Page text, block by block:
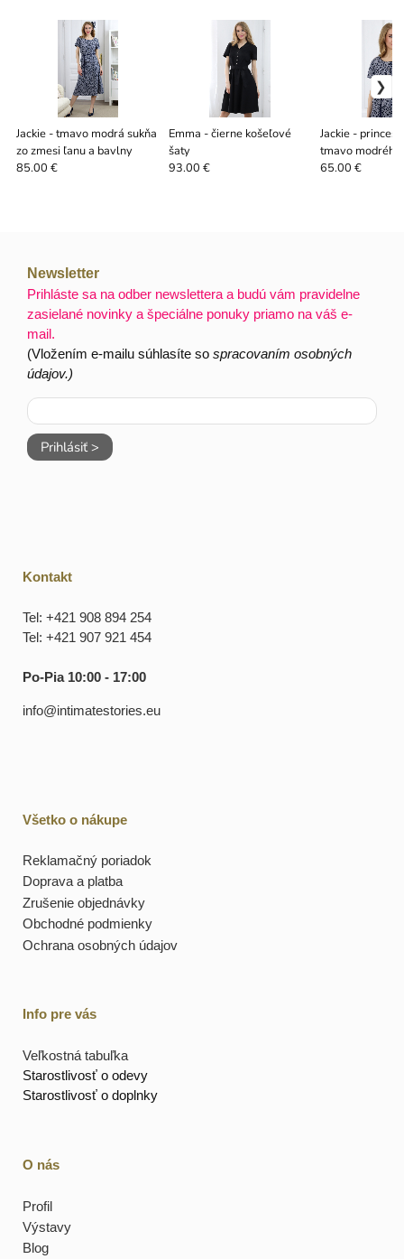
Jackie - tmavo modrá sukňa
zo zmesi ľanu a bavlny
85.00 €
Emma - čierne košeľové
šaty
93.00 €
Jackie -
tmavo
bavlnou
65.00 €
Newsletter
Prihláste sa na odber newslettera a budú vám pravidelne
zasielané novinky a špeciálne ponuky priamo na váš e-
mail.
(Vložením e-mailu súhlasíte sospracovaním osobných
údajov.)
Prihlásiť >
Kontakt
Tel: +421 908 894 254
Tel: +421 907 921 454
Po-Pia 10:00 - 17:00
info@intimatestories.eu
Všetko o nákupe
Reklamačný poriadok
Doprava a platba
Zrušenie objednávky
Obchodné podmienky
Ochrana osobných údajov
Info pre vás
Veľkostná tabuľka
Starostlivosť o odevy
Starostlivosť o doplnky
O nás
Profil
Výstavy
Blog